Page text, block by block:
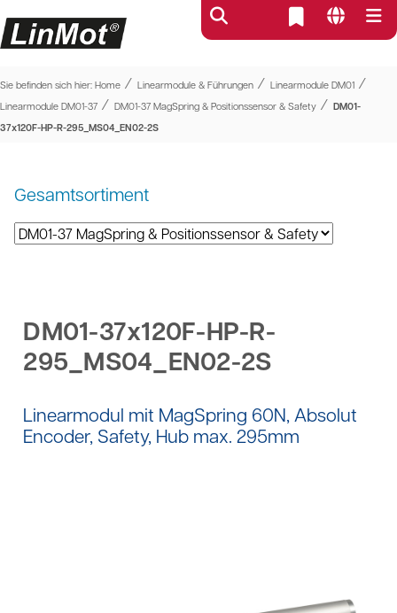
Sie befinden sich hier: Home ⁄ Linearmodule & Führungen ⁄ Linearmodule DM01 ⁄
Linearmodule DM01-37 ⁄ DM01-37 MagSpring & Positionssensor & Safety ⁄ DM01-
37x120F-HP-R-295_MS04_EN02-2S
Gesamtsortiment
DM01-37x120F-HP-R-
295_MS04_EN02-2S
Linearmodul mit MagSpring 60N, Absolut
Encoder, Safety, Hub max. 295mm